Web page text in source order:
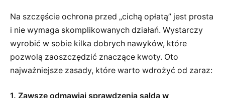
Na szczęście ochrona przed „cichą opłatą” jest prosta
i nie wymaga skomplikowanych działań. Wystarczy
wyrobić w sobie kilka dobrych nawyków, które
pozwolą zaoszczędzić znaczące kwoty. Oto
najważniejsze zasady, które warto wdrożyć od zaraz:
1. Zawsze odmawiaj sprawdzenia salda w